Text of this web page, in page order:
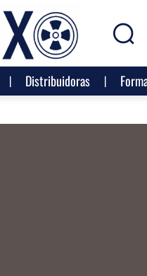
Distribuidoras